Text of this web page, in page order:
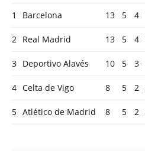
1
Barcelona 13 5 4
2 Real Madrid 13 5 4
3 Deportivo Alavés 10 5 3
4 Celta de Vigo 8 5 2
5 Atlético de Madrid 8 5 2